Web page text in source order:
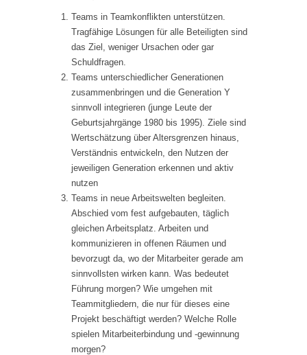
Teams in Teamkonflikten unterstützen.
Tragfähige Lösungen für alle Beteiligten sind
das Ziel, weniger Ursachen oder gar
Schuldfragen.
Teams unterschiedlicher Generationen
zusammenbringen und die Generation Y
sinnvoll integrieren (junge Leute der
Geburtsjahrgänge 1980 bis 1995). Ziele sind
Wertschätzung über Altersgrenzen hinaus,
Verständnis entwickeln, den Nutzen der
jeweiligen Generation erkennen und aktiv
nutzen
Teams in neue Arbeitswelten begleiten.
Abschied vom fest aufgebauten, täglich
gleichen Arbeitsplatz. Arbeiten und
kommunizieren in offenen Räumen und
bevorzugt da, wo der Mitarbeiter gerade am
sinnvollsten wirken kann. Was bedeutet
Führung morgen? Wie umgehen mit
Teammitgliedern, die nur für dieses eine
Projekt beschäftigt werden? Welche Rolle
spielen Mitarbeiterbindung und -gewinnung
morgen?